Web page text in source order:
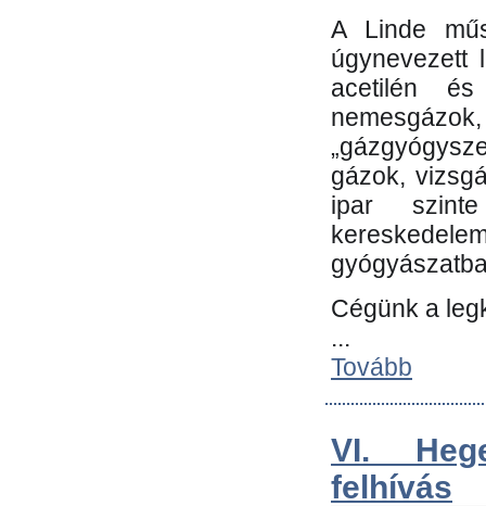
A Linde
úgynevezett
acetilén és
gázok,
ipar
Cégünk a
...
Tovább
VI.
felhívás